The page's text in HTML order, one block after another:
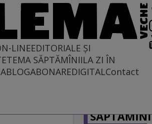
LINEEDITORIALE ȘI
TEMA SĂPTĂMÎNIILA ZI ÎN
ABONAREDIGITALContact